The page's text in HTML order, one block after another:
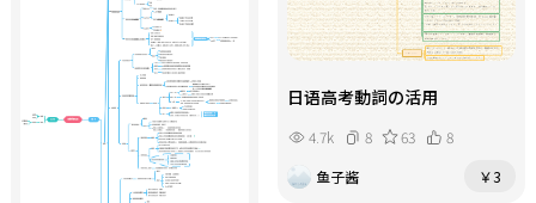
日语高考動詞の活用
4.7k 8 63
8
鱼子酱
￥3